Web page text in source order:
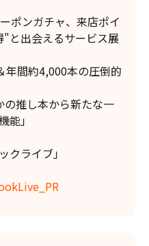
ポンガチャ、来店ポイ
と出会えるサービス展
年間約4,000本の圧倒的
の推し本から新たな一
能」
クライブ」